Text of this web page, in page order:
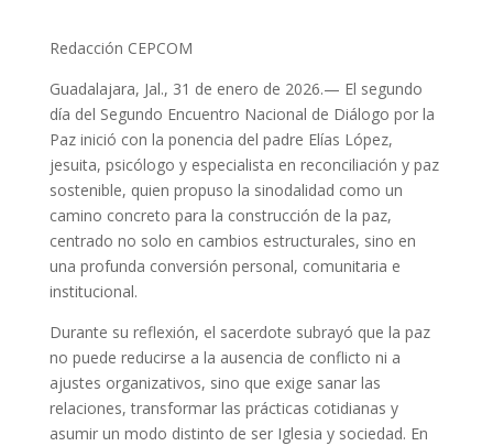
Redacción CEPCOM
Guadalajara, Jal., 31 de enero de 2026.— El segundo
día del Segundo Encuentro Nacional de Diálogo por la
Paz inició con la ponencia del padre Elías López,
jesuita, psicólogo y especialista en reconciliación y paz
sostenible, quien propuso la sinodalidad como un
camino concreto para la construcción de la paz,
centrado no solo en cambios estructurales, sino en
una profunda conversión personal, comunitaria e
institucional.
Durante su reflexión, el sacerdote subrayó que la paz
no puede reducirse a la ausencia de conflicto ni a
ajustes organizativos, sino que exige sanar las
relaciones, transformar las prácticas cotidianas y
asumir un modo distinto de ser Iglesia y sociedad. En